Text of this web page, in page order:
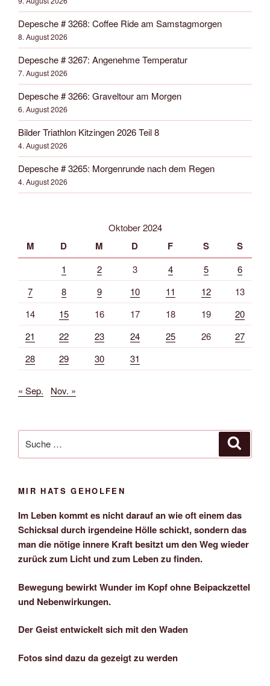
Depesche # 3268: Coffee Ride am Samstagmorgen
8. August 2026
Depesche # 3267: Angenehme Temperatur
7. August 2026
Depesche # 3266: Graveltour am Morgen
6. August 2026
Bilder Triathlon Kitzingen 2026 Teil 8
4. August 2026
Depesche # 3265: Morgenrunde nach dem Regen
4. August 2026
Oktober 2024
M D M D F S S
1 2 3 4 5
6
7
8 9 10 11 12
13
14
15 16 17 18 19
20
21
22 23 24 25 26
27
28
29 30 31
« Sep. Nov. »
nach:
MIR HATS GEHOLFEN
Im Leben kommt es nicht darauf an wie oft einem das
Schicksal durch irgendeine Hölle schickt, sondern das
man die nötige innere Kraft besitzt um den Weg wieder
zurück zum Licht und zum Leben zu finden.
Bewegung bewirkt Wunder im Kopf ohne Beipackzettel
und Nebenwirkungen.
Der Geist entwickelt sich mit den Waden
Fotos sind dazu da gezeigt zu werden